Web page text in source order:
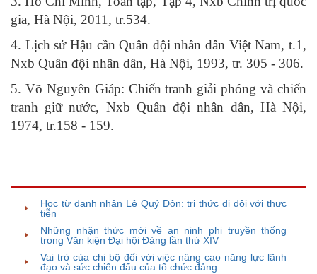
gia, Hà Nội, 2011, tr.534.
4. Lịch sử Hậu cần Quân đội nhân dân Việt Nam, t.1,
Nxb Quân đội nhân dân, Hà Nội, 1993, tr. 305 - 306.
5. Võ Nguyên Giáp: Chiến tranh giải phóng và chiến
tranh giữ nước, Nxb Quân đội nhân dân, Hà Nội,
1974, tr.158 - 159.
Học từ danh nhân Lê Quý Đôn: tri thức đi đôi với thực
tiễn
Những nhận thức mới về an ninh phi truyền thống
trong Văn kiện Đại hội Đảng lần thứ XIV
Vai trò của chi bộ đối với việc nâng cao năng lực lãnh
đạo và sức chiến đấu của tổ chức đảng